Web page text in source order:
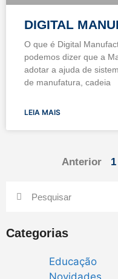
DIGITAL
O que é Digital
podemos dizer que a
adotar a ajuda de
de manufatura, cadeia
LEIA MAIS
Anterior 1
Categorias
Educação